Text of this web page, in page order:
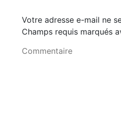
Votre adresse e-mail ne
Champs requis marqués
Commentaire